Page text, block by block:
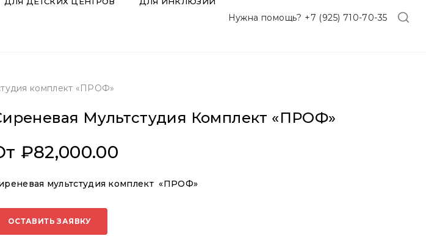
Нужна помощь? +7 (925) 710-70-35
комплект «ПРОФ»
Мультстудия Комплект «ПРОФ»
₽82,000.00
мультстудия комплект «ПРОФ»
ОСТАВИТЬ ЗАЯВКУ